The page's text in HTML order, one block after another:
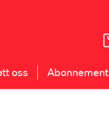
oss Abonnement